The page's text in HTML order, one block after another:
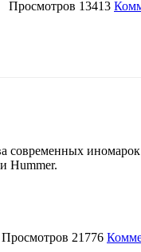
Просмотров 13413
современных
Hummer.
Просмотров 21776